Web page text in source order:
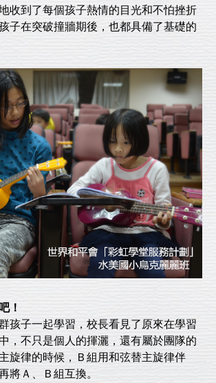
收到了每個孩子熱情的目光和不怕挫折
子在突破撞牆期後，也都具備了基礎的
！
子一起學習，校長看見了原來在學習
，不只是個人的揮灑，還有屬於團隊的
旋律的時候，Ｂ組用和弦替主旋律伴
將Ａ、Ｂ組互換。